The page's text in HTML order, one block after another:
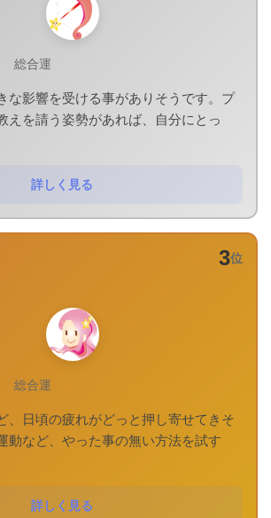
総合運
な影響を受ける事がありそうです。プ
えを請う姿勢があれば、自分にとっ
詳しく見る
3位
総合運
、日頃の疲れがどっと押し寄せてきそ
動など、やった事の無い方法を試す
詳しく見る